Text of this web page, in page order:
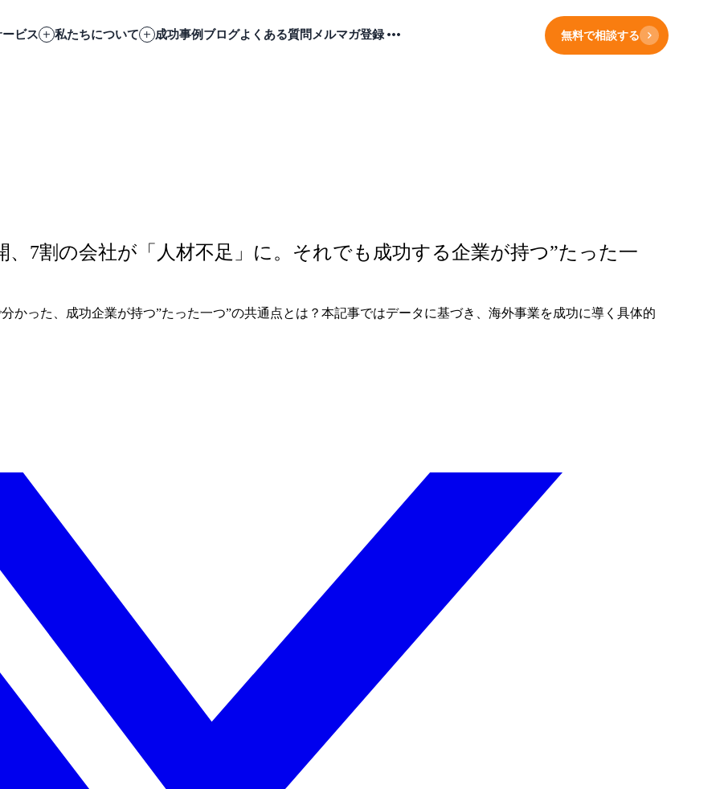
ビス 私たちについて 成功事例ブログよくある質問 メルマガ登録 無料で相談する
、7割の会社が「人材不足」に。それでも成功する企業が持つ”たった一
かった、成功企業が持つ”たった一つ”の共通点とは？本記事ではデータに基づき、海外事業を成功に導く具体的